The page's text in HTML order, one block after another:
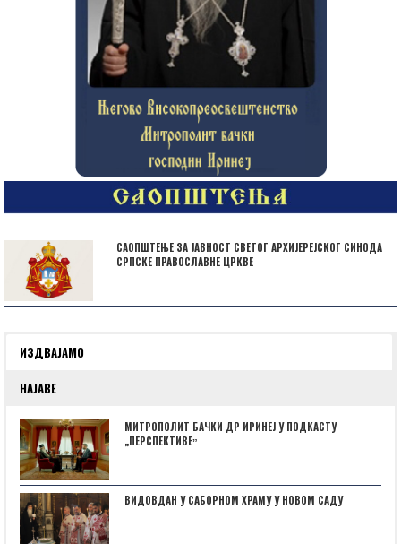
САОПШТЕЊЕ ЗА ЈАВНОСТ СВЕТОГ АРХИЈЕРЕЈСКОГ СИНОДА
СРПСКЕ ПРАВОСЛАВНЕ ЦРКВЕ
ИЗДВАЈАМО
НАЈАВЕ
МИТРОПОЛИТ БАЧКИ ДР ИРИНЕЈ У ПОДКАСТУ
„ПЕРСПЕКТИВЕˮ
ВИДОВДАН У САБОРНОМ ХРАМУ У НОВОМ САДУ